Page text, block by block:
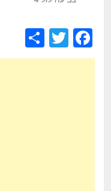
F
a
T
wi
h